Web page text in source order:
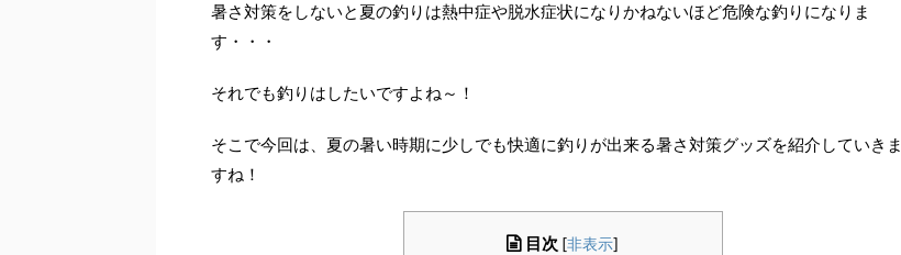
暑さ対策をしないと夏の釣りは熱中症や脱水症状になりかねないほど危険な釣りになりま
す・・・
それでも釣りはしたいですよね～！
そこで今回は、夏の暑い時期に少しでも快適に釣りが出来る暑さ対策グッズを紹介していきま
すね！
目次 [非表示]